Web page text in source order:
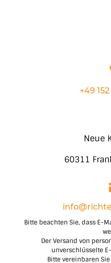
+49 152
Neue
60311
Bitte beachten Sie, dass E-
Der Versand von
unverschlüsselte
Bitte vereinbaren